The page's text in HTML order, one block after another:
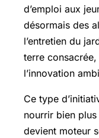
d’emploi aux
désormais des
l’entretien du
terre consacrée,
l’innovation
Ce type
nourrir bien
devient moteur